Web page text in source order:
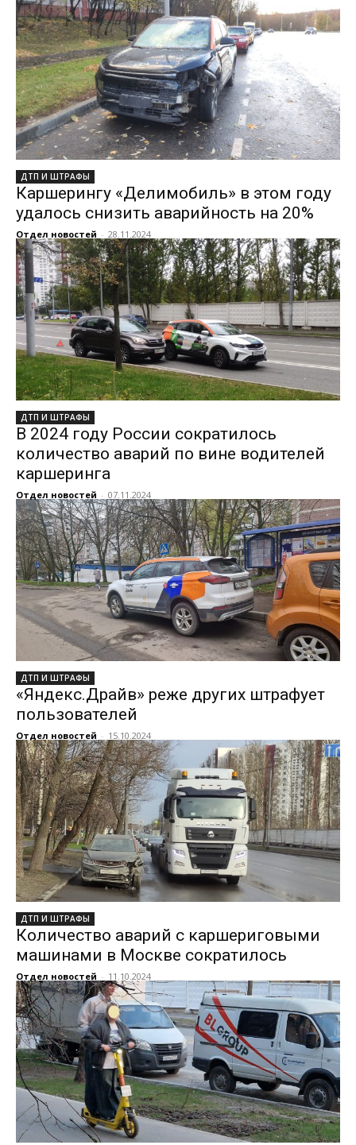
ДТП И ШТРАФЫ
Каршерингу «Делимобиль» в этом году
удалось снизить аварийность на 20%
Отдел новостей - 28.11.2024
ДТП И ШТРАФЫ
В 2024 году России сократилось
количество аварий по вине водителей
каршеринга
Отдел новостей - 07.11.2024
ДТП И ШТРАФЫ
«Яндекс.Драйв» реже других штрафует
пользователей
Отдел новостей - 15.10.2024
ДТП И ШТРАФЫ
Количество аварий с каршериговыми
машинами в Москве сократилось
Отдел новостей - 11.10.2024